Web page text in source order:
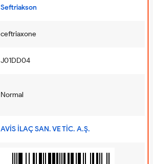
Seftriakson
ceftriaxone
J01DD04
Normal
AVİS İLAÇ SAN. VE TİC. A.Ş.